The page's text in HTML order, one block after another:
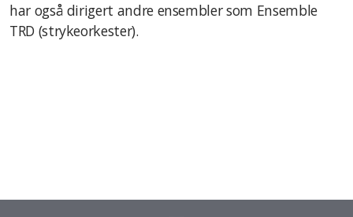
har også dirigert andre ensembler som Ensemble
TRD (strykeorkester).